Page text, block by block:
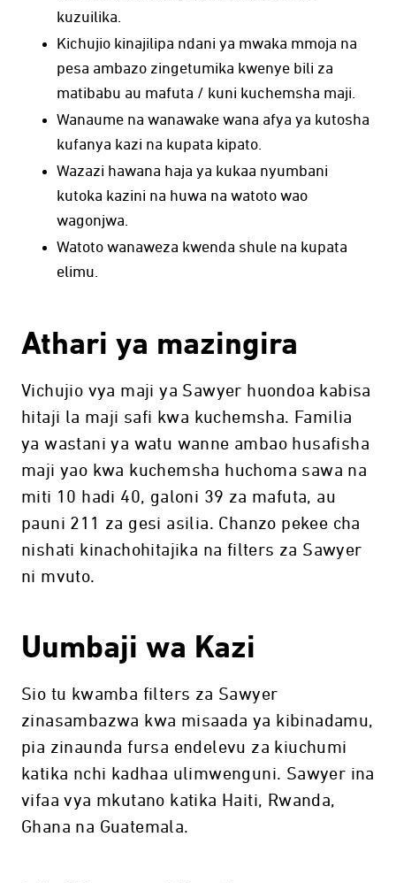
kuzuilika.
Kichujio kinajilipa ndani ya mwaka mmoja na
pesa ambazo zingetumika kwenye bili za
matibabu au mafuta / kuni kuchemsha maji.
Wanaume na wanawake wana afya ya kutosha
kufanya kazi na kupata kipato.
Wazazi hawana haja ya kukaa nyumbani
kutoka kazini na huwa na watoto wao
wagonjwa.
Watoto wanaweza kwenda shule na kupata
elimu.
Athari ya mazingira
Vichujio vya maji ya Sawyer huondoa kabisa
hitaji la maji safi kwa kuchemsha. Familia
ya wastani ya watu wanne ambao husafisha
maji yao kwa kuchemsha huchoma sawa na
miti 10 hadi 40, galoni 39 za mafuta, au
pauni 211 za gesi asilia. Chanzo pekee cha
nishati kinachohitajika na filters za Sawyer
ni mvuto.
Uumbaji wa Kazi
Sio tu kwamba filters za Sawyer
zinasambazwa kwa misaada ya kibinadamu,
pia zinaunda fursa endelevu za kiuchumi
katika nchi kadhaa ulimwenguni. Sawyer ina
vifaa vya mkutano katika Haiti, Rwanda,
Ghana na Guatemala.